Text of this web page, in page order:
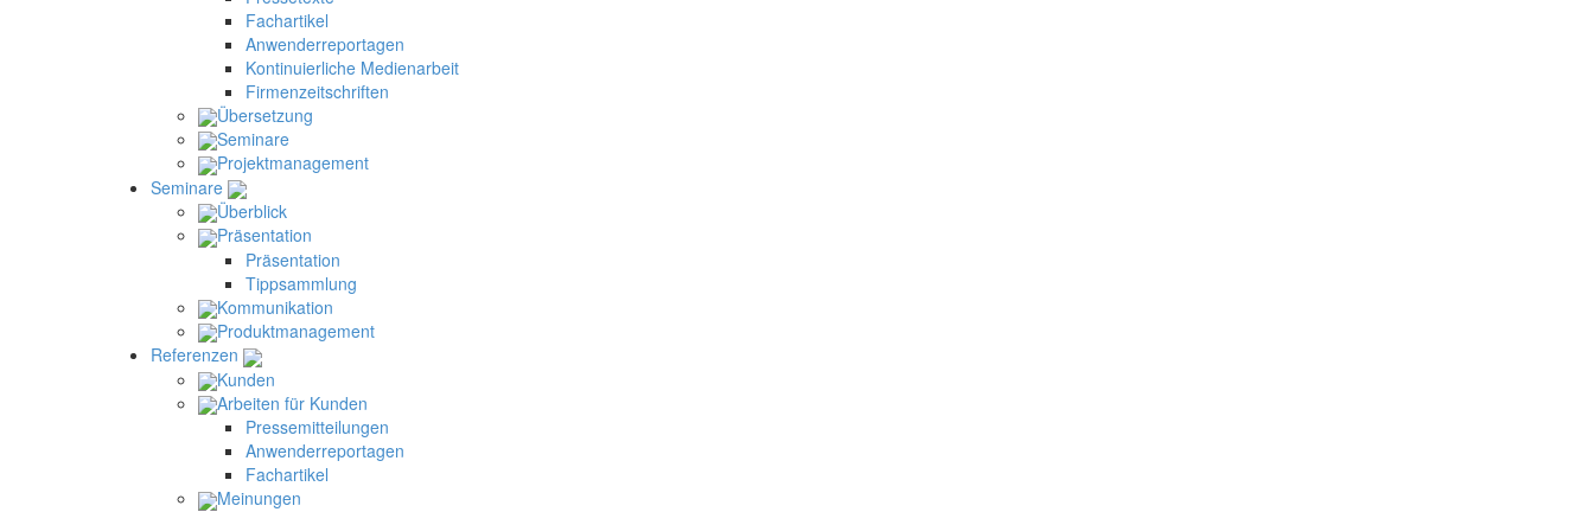
Fachartikel
Anwenderreportagen
Kontinuierliche Medienarbeit
Firmenzeitschriften
Übersetzung
Seminare
Projektmanagement
Seminare
Überblick
Präsentation
Präsentation
Tippsammlung
Kommunikation
Produktmanagement
Referenzen
Kunden
Arbeiten für Kunden
Pressemitteilungen
Anwenderreportagen
Fachartikel
Meinungen